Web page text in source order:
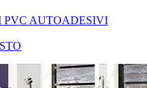
AUTOADESIVI